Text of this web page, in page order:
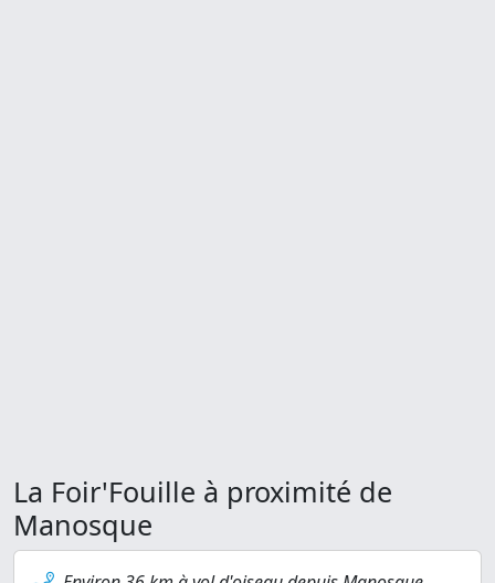
La Foir'Fouille à proximité de
Manosque